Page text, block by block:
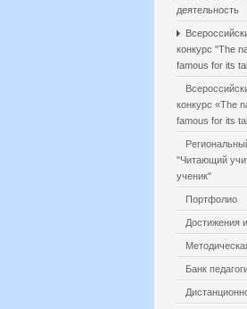
деятельность
конкурс "The
famous for its
конкурс «The
famous for its
"Читающий
ученик"
Портфолио
Достижения
Банк